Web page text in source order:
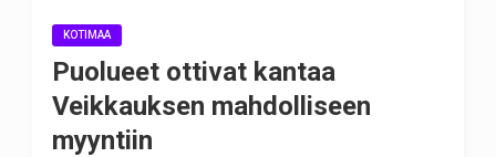
KOTIMAA
Puolueet ottivat kantaa
Veikkauksen mahdolliseen
myyntiin